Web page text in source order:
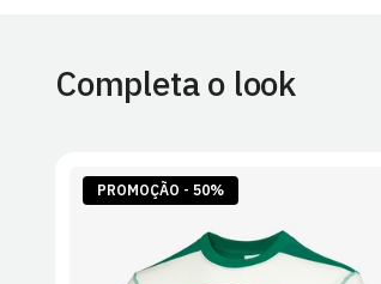
Completa o look
PROMOÇÃO - 50%